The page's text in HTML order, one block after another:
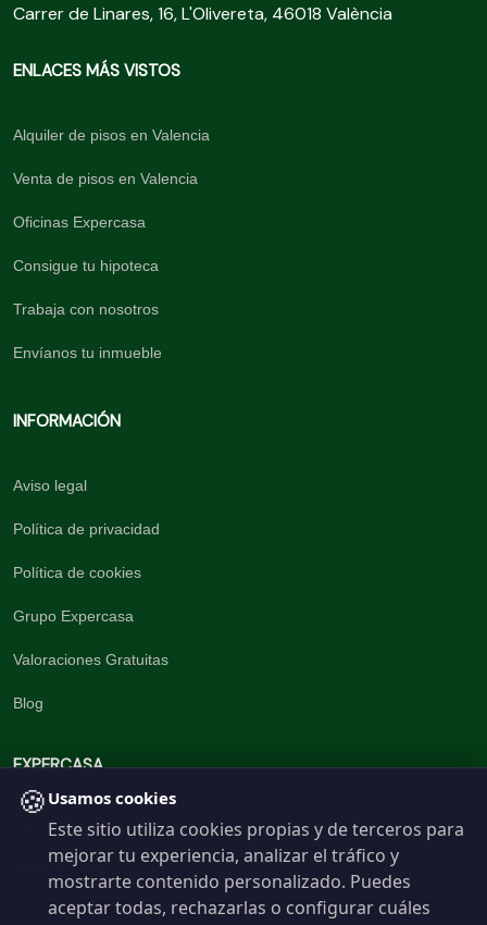
Carrer de Linares, 16, L'Olivereta, 46018 València
ENLACES MÁS VISTOS
Alquiler de pisos en Valencia
Venta de pisos en Valencia
Oficinas Expercasa
Consigue tu hipoteca
Trabaja con nosotros
Envíanos tu inmueble
INFORMACIÓN
Aviso legal
Política de privacidad
Política de cookies
Grupo Expercasa
Valoraciones Gratuitas
Blog
EXPERCASA
La inmobiliaria del Barrio
960 191 537
🍪 Usamos cookies
Este sitio utiliza cookies propias y de terceros para
mejorar tu experiencia, analizar el tráfico y
mostrarte contenido personalizado. Puedes
aceptar todas, rechazarlas o configurar cuáles